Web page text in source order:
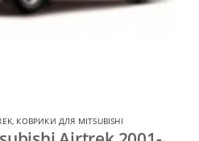
, КОВРИКИ ДЛЯ MITSUBISHI